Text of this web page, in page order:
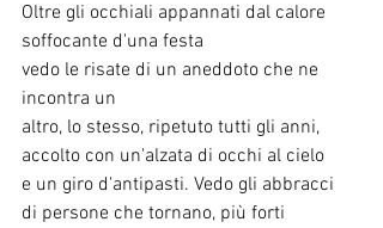
Oltre gli occhiali appannati dal calore
soffocante d'una festa
vedo le risate di un aneddoto che ne
incontra un
altro, lo stesso, ripetuto tutti gli anni,
accolto con un'alzata di occhi al cielo
e un giro d'antipasti. Vedo gli abbracci
di persone che tornano, più forti